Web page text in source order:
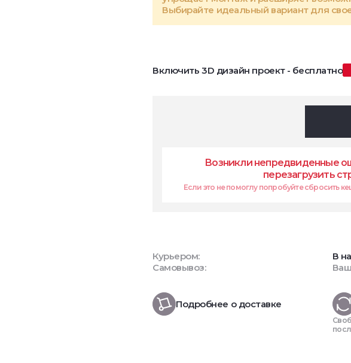
Выбирайте идеальный вариант для
Включить 3D дизайн проект - бесплатно
Возникли непредвиденные
перезагрузить
Если это не помоглу попробуйте сбросить
Курьером:
Самовывоз:
В
Подробнее о доставке